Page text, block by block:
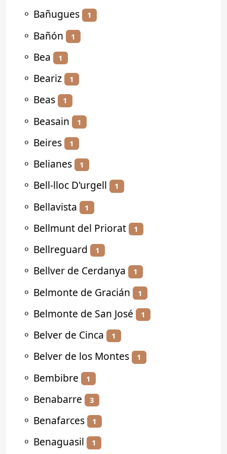
⚬ Bañugues 1
⚬ Bañón 1
⚬ Bea 1
⚬ Beariz 1
⚬ Beas 1
⚬ Beasain 1
⚬ Beires 1
⚬ Belianes 1
⚬ Bell-lloc D'urgell 1
⚬ Bellavista 1
⚬ Bellmunt del Priorat 1
⚬ Bellreguard 1
⚬ Bellver de Cerdanya 1
⚬ Belmonte de Gracián 1
⚬ Belmonte de San José 1
⚬ Belver de Cinca 1
⚬ Belver de los Montes 1
⚬ Bembibre 1
⚬ Benabarre 3
⚬ Benafarces 1
⚬ Benaguasil 1